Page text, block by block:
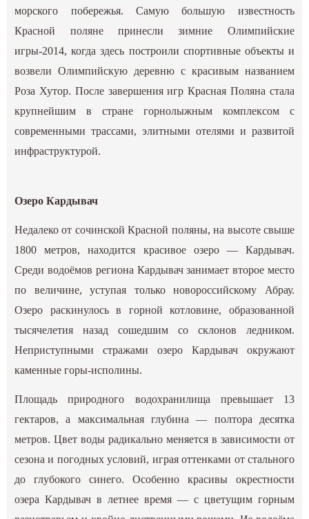
морского побережья. Самую большую известность
Красной поляне принесли зимние Олимпийские
игры-2014, когда здесь построили спортивные объекты и
возвели Олимпийскую деревню с красивым названием
Роза Хутор. После завершения игр Красная Поляна стала
крупнейшим в стране горнолыжным комплексом с
современными трассами, элитными отелями и развитой
инфраструктурой.
Озеро Кардывач
Недалеко от сочинской Красной поляны, на высоте свыше
1800 метров, находится красивое озеро — Кардывач.
Среди водоёмов региона Кардывач занимает второе место
по величине, уступая только новороссийскому Абрау.
Озеро раскинулось в горной котловине, образованной
тысячелетия назад сошедшим со склонов ледником.
Неприступными стражами озеро Кардывач окружают
каменные горы-исполины.
Площадь природного водохранилища превышает 13
гектаров, а максимальная глубина — полтора десятка
метров. Цвет воды радикально меняется в зависимости от
сезона и погодных условий, играя оттенками от стального
до глубокого синего. Особенно красивы окрестности
озера Кардывач в летнее время — с цветущим горным